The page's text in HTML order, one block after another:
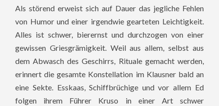
Als störend erweist sich auf Dauer das jegliche Fehlen
von Humor und einer irgendwie gearteten Leichtigkeit.
Alles ist schwer, bierernst und durchzogen von einer
gewissen Griesgrämigkeit. Weil aus allem, selbst aus
dem Abwasch des Geschirrs, Rituale gemacht werden,
erinnert die gesamte Konstellation im Klausner bald an
eine Sekte. Esskaas, Schiffbrüchige und vor allem Ed
folgen ihrem Führer Kruso in einer Art schwer